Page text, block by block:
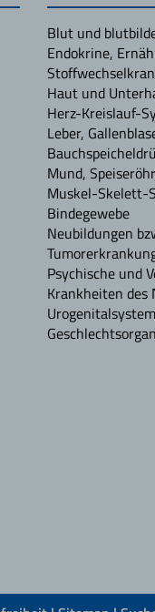
Blut und
Endokrine,
Haut und
Herz-Kreislauf-
Leber,
Mund,
Muskel-Skelett-
Bindegewebe
Neubildungen
Psychische und
Krankheiten des